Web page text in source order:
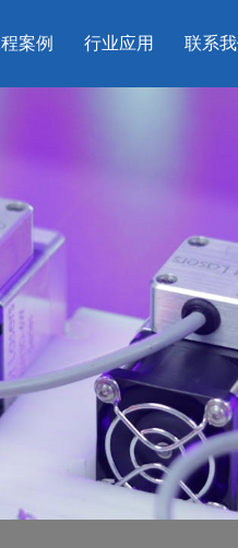
案例 行业应用 联系